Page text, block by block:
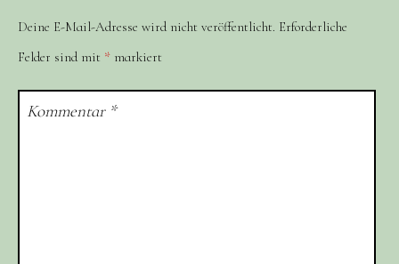
Deine E-Mail-Adresse wird nicht veröffentlicht. Erforderliche
Felder sind mit * markiert
Kommentar *